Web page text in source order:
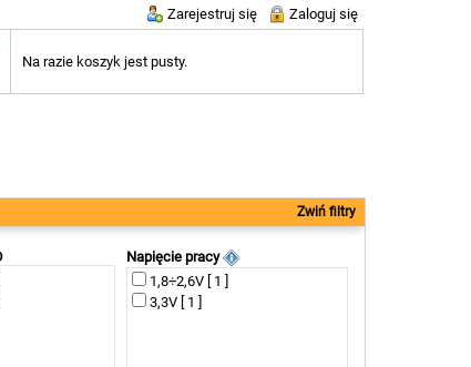
Zarejestruj się Zaloguj się
Na razie koszyk jest pusty.
Zwiń filtry
Napięcie pracy
1,8÷2,6V [ 1 ]
3,3V [ 1 ]